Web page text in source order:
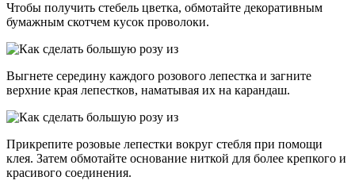
Чтобы получить стебель цветка, обмотайте декоративным
бумажным скотчем кусок проволоки.
Выгнете середину каждого розового лепестка и загните
верхние края лепестков, наматывая их на карандаш.
Прикрепите розовые лепестки вокруг стебля при помощи
клея. Затем обмотайте основание ниткой для более крепкого и
красивого соединения.